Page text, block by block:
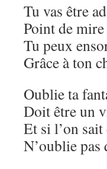
Tu vas être
Point de
Tu peux
Grâce à ton
Oublie ta
Doit être un
Et si l’on
N’oublie